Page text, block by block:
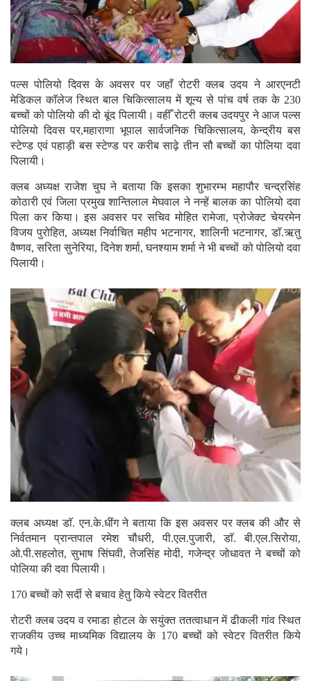
पल्स पोलियो दिवस के अवसर पर जहाँ रोटरी क्लब उदय ने आरएनटी
मेडिकल काॅलेज स्थित बाल चिकित्सालय में शून्य से पांच वर्ष तक के 230
बच्चों को पोलियो की दो बूंद पिलायी। वहीँ रोटरी क्लब उदयपुर ने आज पल्स
पोलियो दिवस पर,महाराणा भूपाल सार्वजनिक चिकित्सालय, केन्द्रीय बस
स्टेण्ड एवं पहाड़ी बस स्टेण्ड पर करीब साढ़े तीन सौ बच्चों का पोलिया दवा
पिलायी।
क्लब अध्यक्ष राजेश चुघ ने बताया कि इसका शुभारम्भ महापौर चन्द्रसिंह
कोठारी एवं जिला प्रमुख शान्तिलाल मेघवाल ने नन्हें बालक का पोलियो दवा
पिला कर किया। इस अवसर पर सचिव मोहित रामेजा, प्रोजेक्ट चेयरमेन
विजय पुरोहित, अध्यक्ष निर्वाचित महीप भटनागर, शालिनी भटनागर, डाॅ.ऋतु
वैष्णव, सरिता सुनेरिया, दिनेश शर्मा, घनश्याम शर्मा ने भी बच्चों को पोलियो दवा
पिलायी।
क्लब अध्यक्ष डाॅ. एन.के.धींग ने बताया कि इस अवसर पर क्लब की और से
निर्वतमान प्रान्तपाल रमेश चौधरी, पी.एल.पुजारी, डाॅ. बी.एल.सिरोया,
ओ.पी.सहलोत, सुभाष सिंघवी, तेजसिंह मोदी, गजेन्द्र जोधावत ने बच्चों को
पोलिया की दवा पिलायी।
170 बच्चों को सर्दी से बचाव हेतु किये स्वेटर वितरीत
रोटरी क्लब उदय व रमाडा होटल के सयुंक्त ततत्वाधान में ढीकली गांव स्थित
राजकीय उच्च माध्यमिक विद्यालय के 170 बच्चों को स्वेटर वितरीत किये
गये।